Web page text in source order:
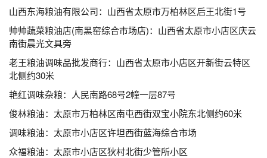
山西东海粮油有限公司：山西省太原市万柏林区后王北街1号
帅帅蔬菜粮油店(南黑窑综合市场店)：山西省太原市小店区庆云
南街晨光文具旁
老王粮油调味品批发商行：山西省太原市小店区开新街云特区
北侧约30米
艳红调味杂粮：人民南路68号2幢一层87号
俊林粮油：太原市万柏林区南屯西街双宝小院东北侧约60米
调味粮油：太原市小店区许坦西街蓝海综合市场
众福粮油：太原市小店区狄村北街少管所小区